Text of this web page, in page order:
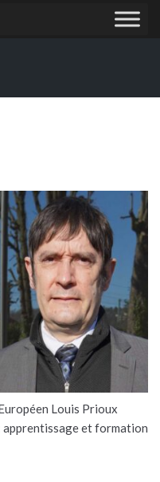
Louis Prioux
apprentissage et formation